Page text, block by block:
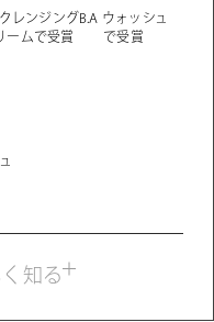
レンジング
ームで受賞
B.A ウォッシュ
で受賞
ンジング部門１位（VOCE 8
知る